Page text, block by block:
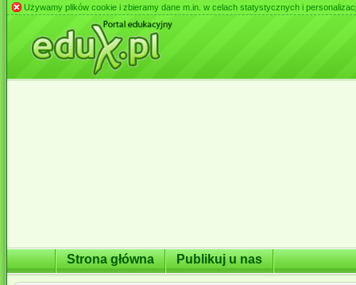
Używamy plików cookie i zbieramy dane m.in. w celach statystycznych i
Strona główna Publikuj u nas